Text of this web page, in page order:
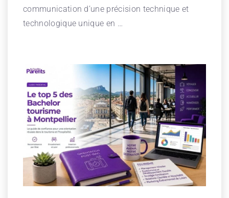
communication d’une précision technique et
technologique unique en …